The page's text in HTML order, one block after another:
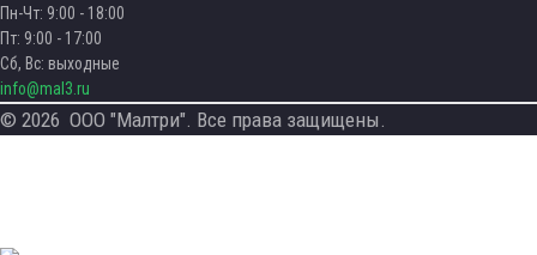
Пн-Чт: 9:00 - 18:00
Пт: 9:00 - 17:00
Сб, Вс: выходные
info@mal3.ru
© 2026 ООО "Малтри". Все права защищены.